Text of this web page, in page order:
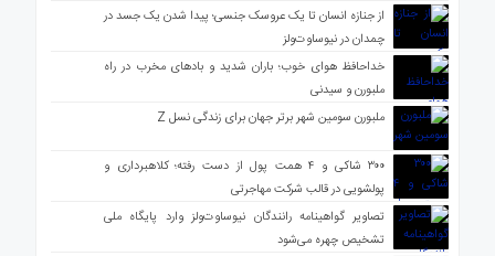
از جنازه انسان تا یک عروسک جنسی؛ پیدا شدن یک جسد در
چمدان در نیوساوت‌ولز
خداحافظ هوای خوب؛ باران شدید و بادهای مخرب در راه
ملبورن و سیدنی
ملبورن سومین شهر برتر جهان برای زندگی نسل Z
۳۰۰ شاکی و ۴ همت پول از دست رفته؛ کلاهبرداری و
پولشویی در قالب شرکت مهاجرتی
تصاویر گواهینامه رانندگان نیوساوت‌ولز وارد پایگاه ملی
تشخیص چهره می‌شود